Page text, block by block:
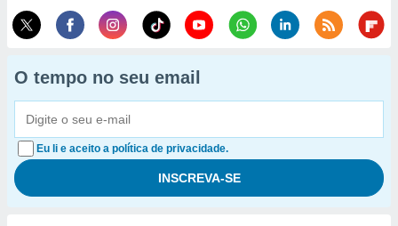
O tempo no seu email
Eu li e aceito a política de privacidade.